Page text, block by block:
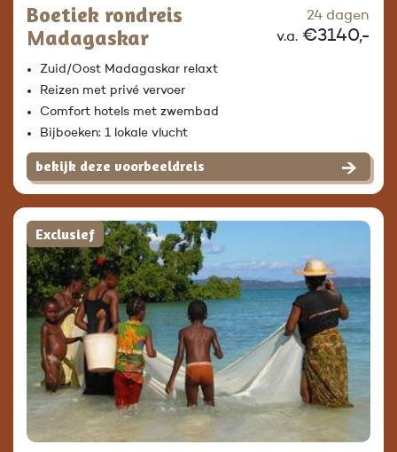
Boetiek rondreis
Madagaskar
24 dagen
v.a. €3140,-
Zuid/Oost Madagaskar relaxt
Reizen met privé vervoer
Comfort hotels met zwembad
Bijboeken: 1 lokale vlucht
bekijk deze voorbeeldreis
Exclusief